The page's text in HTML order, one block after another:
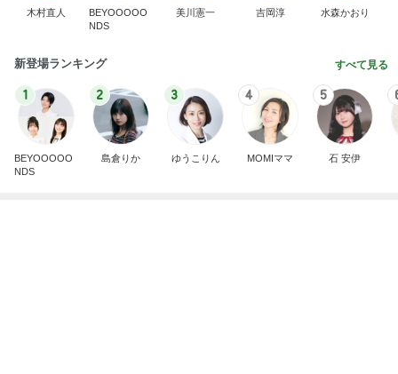
木村直人
BEYOOOOO
NDS
美川憲一 吉岡淳 水森かおり
新登場ランキング すべて見る
1
BEYOOOOO
NDS
2
島倉りか
3
ゆうこりん
4
MOMIママ
5
石 安伊